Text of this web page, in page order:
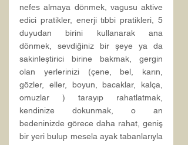
nefes almaya dönmek, vagusu aktive
edici pratikler, enerji tıbbi pratikleri, 5
duyudan birini kullanarak ana
dönmek, sevdiğiniz bir şeye ya da
sakinleştirici birine bakmak, gergin
olan yerlerinizi (çene, bel, karın,
gözler, eller, boyun, bacaklar, kalça,
omuzlar ) tarayıp rahatlatmak,
kendinize dokunmak, o an
bedeninizde görece daha rahat, geniş
bir yeri bulup mesela ayak tabanlarıyla